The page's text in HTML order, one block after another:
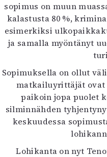
sopimus on muun
kalastusta 80 %,
esimerkiksi
ja samalla myöntänyt
Sopimuksella on ollut
matkailuyrittäjät ovat
paikoin jopa puolet
silminnähden
keskuudessa
Lohikanta on nyt